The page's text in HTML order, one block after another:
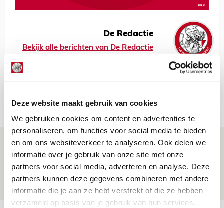
Deze website maakt gebruik van cookies
We gebruiken cookies om content en advertenties te
personaliseren, om functies voor social media te bieden
en om ons websiteverkeer te analyseren. Ook delen we
informatie over je gebruik van onze site met onze
partners voor social media, adverteren en analyse. Deze
partners kunnen deze gegevens combineren met andere
informatie die je aan ze hebt verstrekt of die ze hebben
verzameld op basis van je gebruik van hun services.
De Redactie
Bekijk alle berichten van De Redactie
Net binnen //
Drie dingen die je moet weten over PEC
Zwolle - Ajax